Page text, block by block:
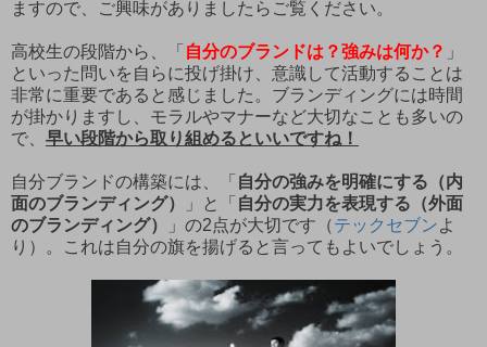
ますので、ご興味がありましたらご覧ください。
高校生の段階から、「 自分のブランドは？強みは何か？ 」
といった問いを自らに投げ掛け、意識して活動することは
非常に重要であると感じました。ブランディングには時間
が掛かりますし、モラルやマナーなど大切なことも多いの
で、 早い段階から取り組めるといいですね！
自分ブランドの構築には、「 自分の強みを明確にする（内
面のブランディング）
」と「 自分の実力を表現する（外面
のブランディング）
」の2点が大切です（テックセブンよ
り）。これは自分の旗を揚げると言ってもよいでしょう。